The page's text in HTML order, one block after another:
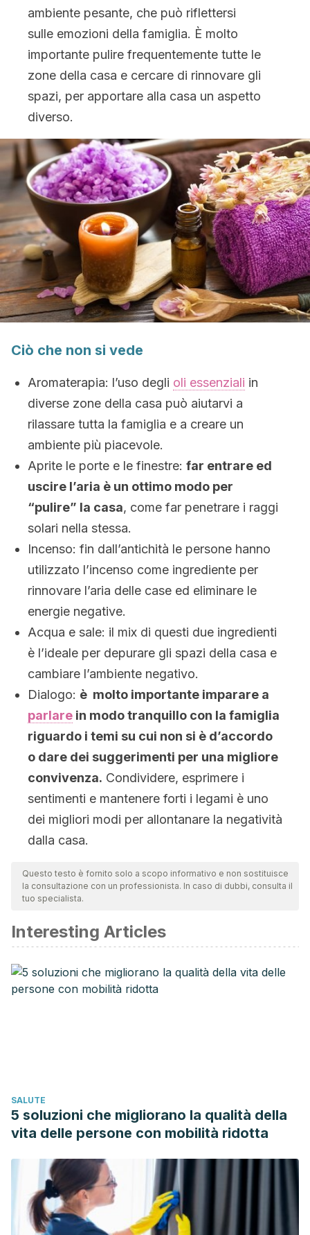
ambiente pesante, che può riflettersi
sulle emozioni della famiglia. È molto
importante pulire frequentemente tutte le
zone della casa e cercare di rinnovare gli
spazi, per apportare alla casa un aspetto
diverso.
Ciò che non si vede
Aromaterapia: l’uso degli oli essenziali in
diverse zone della casa può aiutarvi a
rilassare tutta la famiglia e a creare un
ambiente più piacevole.
Aprite le porte e le finestre: far entrare ed
uscire l’aria è un ottimo modo per
“pulire” la casa, come far penetrare i raggi
solari nella stessa.
Incenso: fin dall’antichità le persone hanno
utilizzato l’incenso come ingrediente per
rinnovare l’aria delle case ed eliminare le
energie negative.
Acqua e sale: il mix di questi due ingredienti
è l’ideale per depurare gli spazi della casa e
cambiare l’ambiente negativo.
Dialogo: è molto importante imparare a
parlare in modo tranquillo con la famiglia
riguardo i temi su cui non si è d’accordo
o dare dei suggerimenti per una migliore
convivenza. Condividere, esprimere i
sentimenti e mantenere forti i legami è uno
dei migliori modi per allontanare la negatività
dalla casa.
Questo testo è fornito solo a scopo informativo e non sostituisce
la consultazione con un professionista. In caso di dubbi, consulta il
tuo specialista.
Interesting Articles
SALUTE
5 soluzioni che migliorano la qualità della
vita delle persone con mobilità ridotta